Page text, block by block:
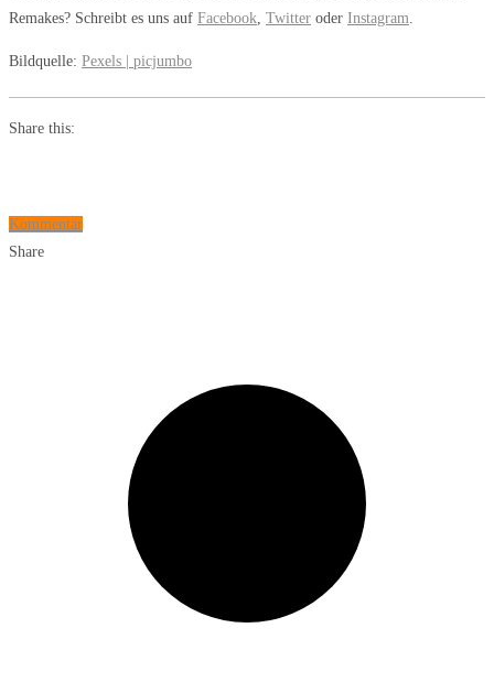
Remakes? Schreibt es uns auf Facebook Twitter oder Instagram
Bildquelle: Pexels | picjumbo
Share this:
Kommentar
Share